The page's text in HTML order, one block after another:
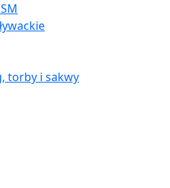
torby i sakwy